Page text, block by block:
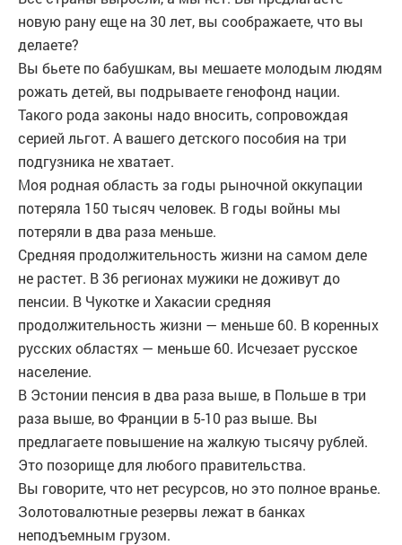
новую рану еще на 30 лет, вы соображаете, что вы
делаете?
Вы бьете по бабушкам, вы мешаете молодым людям
рожать детей, вы подрываете генофонд нации.
Такого рода законы надо вносить, сопровождая
серией льгот. А вашего детского пособия на три
подгузника не хватает.
Моя родная область за годы рыночной оккупации
потеряла 150 тысяч человек. В годы войны мы
потеряли в два раза меньше.
Средняя продолжительность жизни на самом деле
не растет. В 36 регионах мужики не доживут до
пенсии. В Чукотке и Хакасии средняя
продолжительность жизни — меньше 60. В коренных
русских областях — меньше 60. Исчезает русское
население.
В Эстонии пенсия в два раза выше, в Польше в три
раза выше, во Франции в 5-10 раз выше. Вы
предлагаете повышение на жалкую тысячу рублей.
Это позорище для любого правительства.
Вы говорите, что нет ресурсов, но это полное вранье.
Золотовалютные резервы лежат в банках
неподъемным грузом.